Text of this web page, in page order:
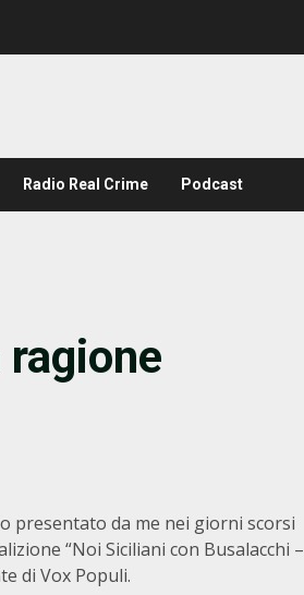
Radio Real Crime Podcast
presentato da me nei giorni scorsi
“Noi Siciliani con Busalacchi –
di Vox Populi.